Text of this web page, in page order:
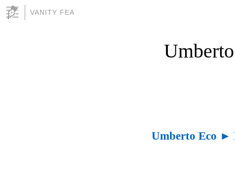
VANITY FEA
Umberto Eco ►